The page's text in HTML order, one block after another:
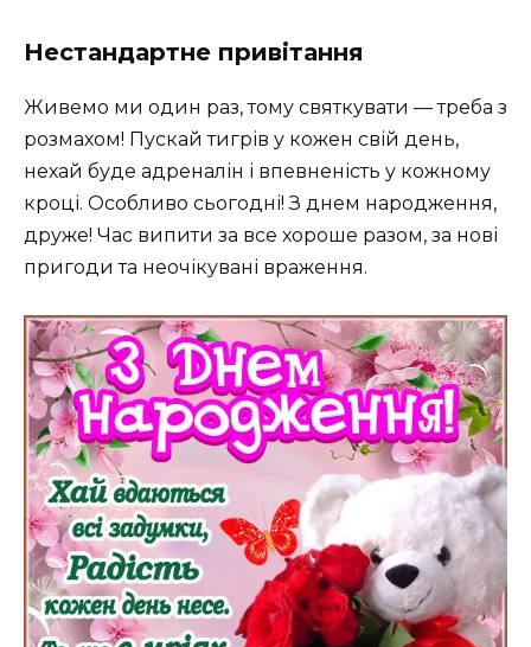
Нестандартне привітання
Живемо ми один раз, тому святкувати — треба з
розмахом! Пускай тигрів у кожен свій день,
нехай буде адреналін і впевненість у кожному
кроці. Особливо сьогодні! З днем народження,
друже! Час випити за все хороше разом, за нові
пригоди та неочікувані враження.